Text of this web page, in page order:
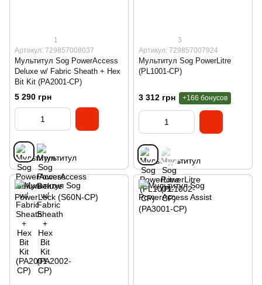
1
Артикул: 729857008037
Мультитул Sog PowerAccess
Deluxe w/ Fabric Sheath + Hex
Bit Kit (PA2001-CP)
5 290 грн
3
Артикул: 729857007924
Мультитул Sog PowerLitre
(PL1001-CP)
3 312 грн +166 бонусов